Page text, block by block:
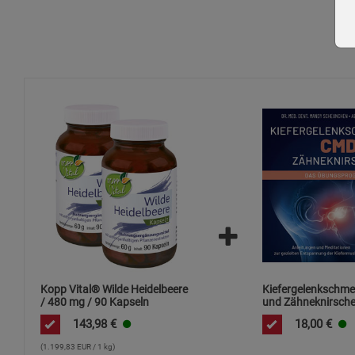
Kopp Vital® Wilde Heidelbeere
/ 480 mg / 90 Kapseln
143,98 €
(1.199,83 EUR / 1 kg)
und
Übungsprogramm
18,00 €